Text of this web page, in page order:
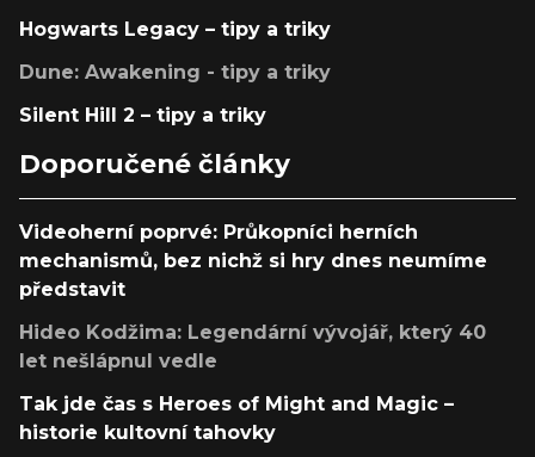
Hogwarts Legacy – tipy a triky
Dune: Awakening - tipy a triky
Silent Hill 2 – tipy a triky
Doporučené články
Videoherní poprvé: Průkopníci herních
mechanismů, bez nichž si hry dnes neumíme
představit
Hideo Kodžima: Legendární vývojář, který 40
let nešlápnul vedle
Tak jde čas s Heroes of Might and Magic –
historie kultovní tahovky